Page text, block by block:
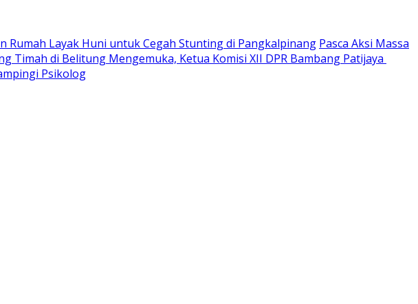
Rumah Layak Huni untuk Cegah Stunting di Pangkalpinang Pasca Aksi Massa
Timah di Belitung Mengemuka, Ketua Komisi XII DPR Bambang Patijaya
Psikolog